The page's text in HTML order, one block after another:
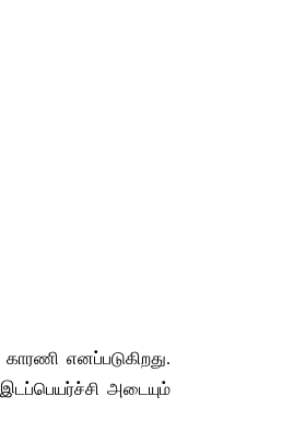
காரணி எனப்படுகிறது
இடப்பெயர்ச்சி அடையும்